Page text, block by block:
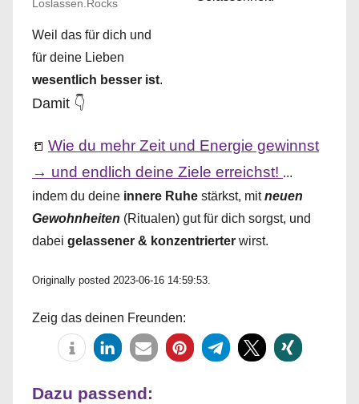
Loslassen.Rocks
Weil das für dich und
für deine Lieben
wesentlich besser ist.
Damit 👇
📒 Wie du mehr Zeit und Energie gewinnst
→ und endlich deine Ziele erreichst! ...
indem du deine innere Ruhe stärkst, mitneuen
Gewohnheiten (Ritualen) gut für dich sorgst, und
dabei gelassener & konzentrierter wirst.
Originally posted 2023-06-16 14:59:53.
Zeig das deinen Freunden:
Dazu passend: